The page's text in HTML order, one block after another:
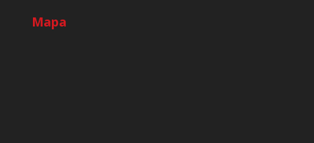
Mapa